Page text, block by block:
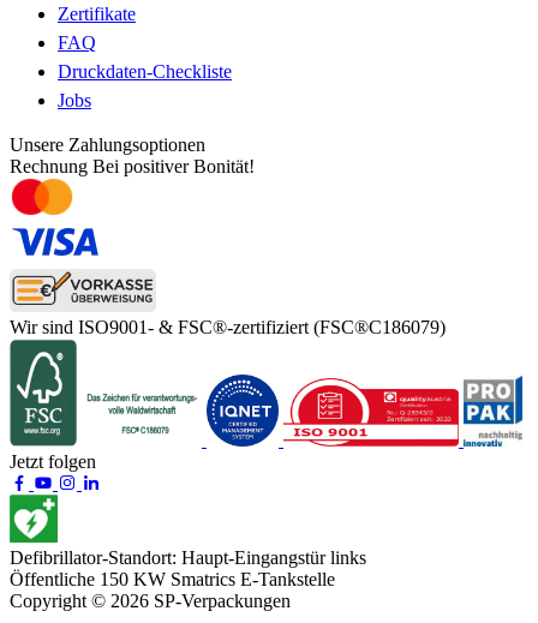
Zertifikate
FAQ
Druckdaten-Checkliste
Jobs
Unsere Zahlungsoptionen
Rechnung Bei positiver Bonität!
Wir sind ISO9001- & FSC®-zertifiziert (FSC®C186079)
Jetzt folgen
Defibrillator-Standort: Haupt-Eingangstür links
Öffentliche 150 KW Smatrics E-Tankstelle
Copyright © 2026 SP-Verpackungen